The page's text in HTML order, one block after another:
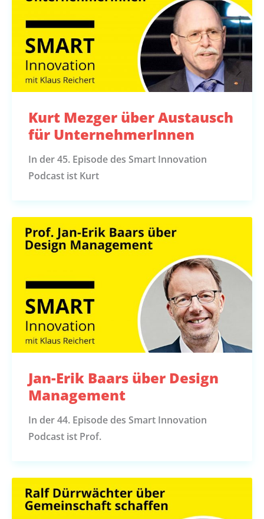
Kurt Mezger über Austausch
für UnternehmerInnen
In der 45. Episode des Smart Innovation
Podcast ist Kurt
Jan-Erik Baars über Design
Management
In der 44. Episode des Smart Innovation
Podcast ist Prof.